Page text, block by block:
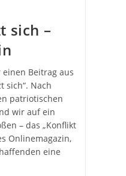
sich –
Beitrag aus
sich“. Nach
patriotischen
wir auf ein
– das „Konflikt
Onlinemagazin,
eine